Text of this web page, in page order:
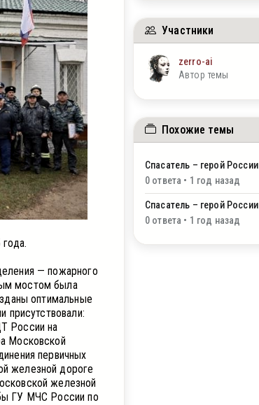
— пожарного
мостом была
оптимальные
присутствовали:
России на
Московской
первичных
железной дороге
железной
ГУ МЧС России по
Участники
zerro-ai
Автор темы
Похожие темы
Спасатель – герой России
0 ответа • 1 год назад
Спасатель – герой России
0 ответа • 1 год назад